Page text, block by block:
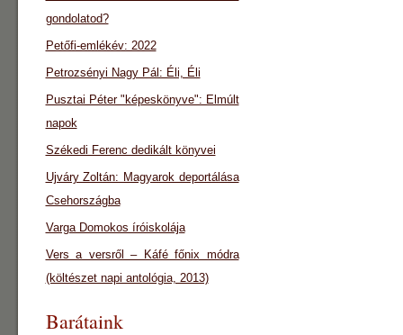
gondolatod?
Petőfi-emlékév: 2022
Petrozsényi Nagy Pál: Éli, Éli
Pusztai Péter "képeskönyve": Elmúlt
napok
Székedi Ferenc dedikált könyvei
Ujváry Zoltán: Magyarok deportálása
Csehországba
Varga Domokos íróiskolája
Vers a versről – Káfé főnix módra
(költészet napi antológia, 2013)
Barátaink